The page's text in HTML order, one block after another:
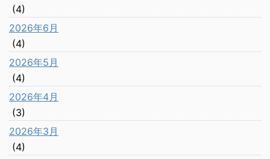
(4)
2026年6月
(4)
2026年5月
(4)
2026年4月
(3)
2026年3月
(4)